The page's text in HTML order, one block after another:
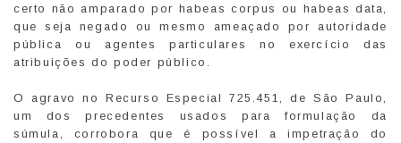
certo não amparado por habeas corpus ou habeas data,
que seja negado ou mesmo ameaçado por autoridade
pública ou agentes particulares no exercício das
atribuições do poder público.
O agravo no Recurso Especial 725.451, de São Paulo,
um dos precedentes usados para formulação da
súmula, corrobora que é possível a impetração do